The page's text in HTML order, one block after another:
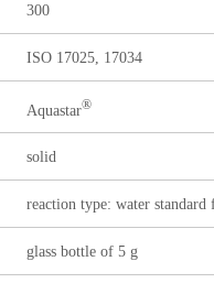
300
ISO 17025, 17034
Aquastar®
solid
reaction type: water
glass bottle of 5 g